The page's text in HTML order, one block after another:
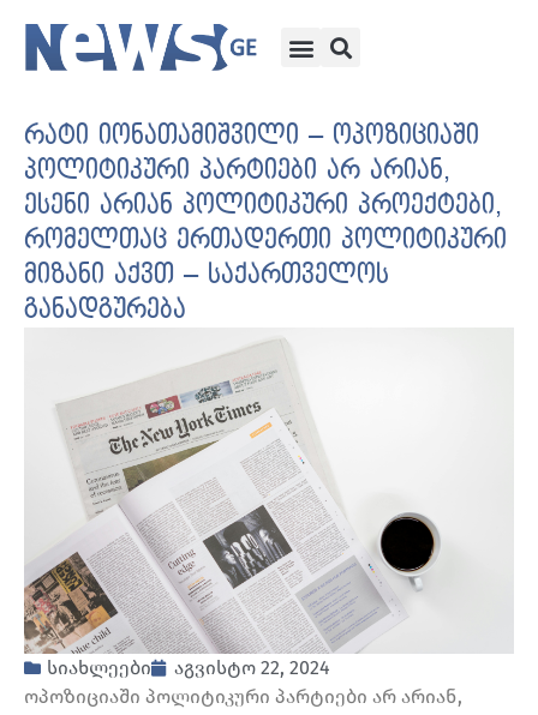
რატი იონათამიშვილი – ოპოზიციაში
პოლიტიკური პარტიები არ არიან,
ესენი არიან პოლიტიკური პროექტები,
რომელთაც ერთადერთი პოლიტიკური
მიზანი აქვთ – საქართველოს
განადგურება
სიახლეები
აგვისტო 22, 2024
ოპოზიციაში პოლიტიკური პარტიები არ არიან,